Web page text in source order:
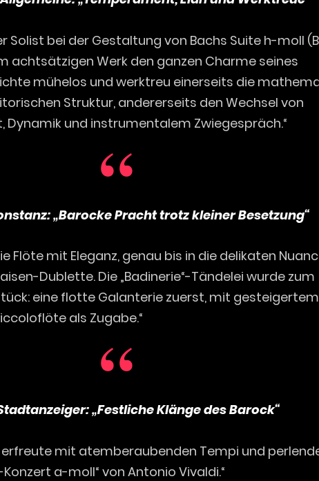
Solist bei der Gestaltung von Bachs Suite h-moll
achtsätzigen Werk den ganzen Charme seines
mühelos und werktreu einerseits die
Struktur, andererseits den Wechsel von
Dynamik und instrumentalem Zwiegespräch.“
„Barocke Pracht trotz kleiner Besetzung“
Flöte mit Eleganz, genau bis in die delikaten
Dublette. Die „Badinerie“-Tändelei wurde zum
eine flotte Galanterie zuerst, mit gesteigertem
als Zugabe.“
„Festliche Klänge des Barock“
erfreute mit atemberaubenden Tempi und
a-moll“ von Antonio Vivaldi.“